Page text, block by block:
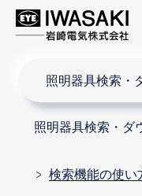
照明器具検索・
照明器具検索・ダ
検索機能の使い